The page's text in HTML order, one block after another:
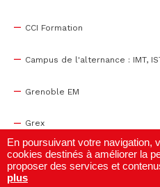
CCI Formation
Campus de l'alternance : IMT,
Grenoble EM
Grex
WTC Grenoble
En poursuivant votre navigation,
cookies destinés à améliorer la
proposer des services et
plus